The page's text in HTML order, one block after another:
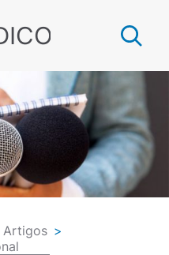
Artigos >